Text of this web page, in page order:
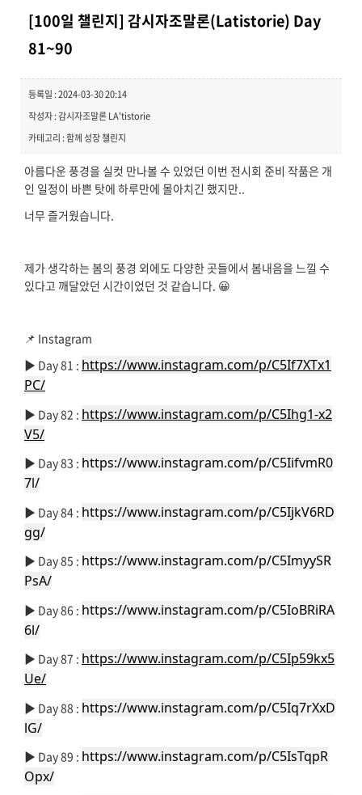
[100일 챌린지] 감시자조말론(Latistorie) Day
81~90
등록일 : 2024-03-30 20:14
작성자 : 감시자조말론 LA'tistorie
카테고리 : 함께 성장 챌린지
아름다운 풍경을 실컷 만나볼 수 있었던 이번 전시회 준비 작품은 개
인 일정이 바쁜 탓에 하루만에 몰아치긴 했지만..
너무 즐거웠습니다.
제가 생각하는 봄의 풍경 외에도 다양한 곳들에서 봄내음을 느낄 수
있다고 깨달았던 시간이었던 것 같습니다. 😀
📌 Instagram
▶️ Day 81 : https://www.instagram.com/p/C5If7XTx1
PC/
▶️ Day 82 : https://www.instagram.com/p/C5Ihg1-x2
V5/
▶️ Day 83 : https://www.instagram.com/p/C5IifvmR0
7l/
▶️ Day 84 : https://www.instagram.com/p/C5IjkV6RD
gg/
▶️ Day 85 : https://www.instagram.com/p/C5ImyySR
PsA/
▶️ Day 86 : https://www.instagram.com/p/C5IoBRiRA
6l/
▶️ Day 87 : https://www.instagram.com/p/C5Ip59kx5
Ue/
▶️ Day 88 : https://www.instagram.com/p/C5Iq7rXxD
lG/
▶️ Day 89 : https://www.instagram.com/p/C5IsTqpR
Opx/